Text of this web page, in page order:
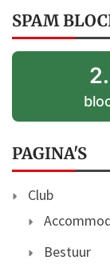
SPAM
PAGINA'S
Club
Bestuur